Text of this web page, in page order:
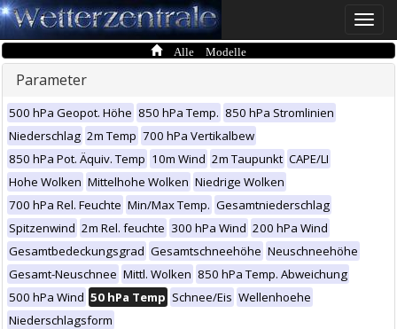
Toggle
Alle Modelle
Parameter
500 hPa Geopot. Höhe 850 hPa Temp. 850 hPa Stromlinien
Niederschlag 2m Temp 700 hPa Vertikalbew
850 hPa Pot. Äquiv. Temp 10m Wind 2m Taupunkt CAPE/LI
Hohe Wolken Mittelhohe Wolken Niedrige Wolken
700 hPa Rel. Feuchte Min/Max Temp. Gesamtniederschlag
Spitzenwind 2m Rel. feuchte 300 hPa Wind 200 hPa Wind
Gesamtbedeckungsgrad Gesamtschneehöhe Neuschneehöhe
Gesamt-Neuschnee Mittl. Wolken 850 hPa Temp. Abweichung
500 hPa Wind 50 hPa Temp Schnee/Eis Wellenhoehe
Niederschlagsform